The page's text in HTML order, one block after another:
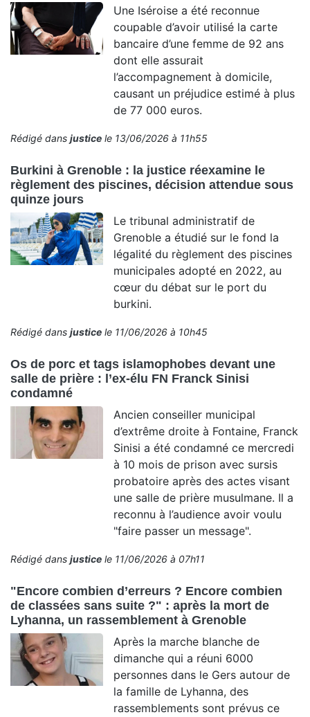
Une Iséroise a été reconnue
coupable d’avoir utilisé la carte
bancaire d’une femme de 92 ans
dont elle assurait
l’accompagnement à domicile,
causant un préjudice estimé à plus
de 77 000 euros.
Rédigé dans justice le 13/06/2026 à 11h55
Burkini à Grenoble : la justice réexamine le
règlement des piscines, décision attendue sous
quinze jours
Le tribunal administratif de
Grenoble a étudié sur le fond la
légalité du règlement des piscines
municipales adopté en 2022, au
cœur du débat sur le port du
burkini.
Rédigé dans justice le 11/06/2026 à 10h45
Os de porc et tags islamophobes devant une
salle de prière : l’ex-élu FN Franck Sinisi
condamné
Ancien conseiller municipal
d’extrême droite à Fontaine, Franck
Sinisi a été condamné ce mercredi
à 10 mois de prison avec sursis
probatoire après des actes visant
une salle de prière musulmane. Il a
reconnu à l’audience avoir voulu
"faire passer un message".
Rédigé dans justice le 11/06/2026 à 07h11
"Encore combien d’erreurs ? Encore combien
de classées sans suite ?" : après la mort de
Lyhanna, un rassemblement à Grenoble
Après la marche blanche de
dimanche qui a réuni 6000
personnes dans le Gers autour de
la famille de Lyhanna, des
rassemblements sont prévus ce